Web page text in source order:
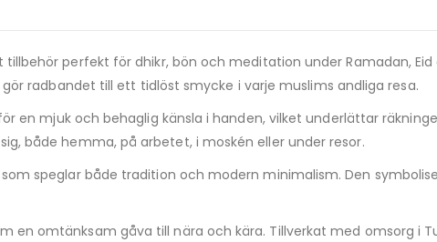
perfekt för dhikr, bön och meditation under Ramadan,
radbandet till ett tidlöst smycke i varje muslims andliga resa.
en mjuk och behaglig känsla i handen, vilket underlättar
både hemma, på arbetet, i moskén eller under resor.
speglar både tradition och modern minimalism. Den
en omtänksam gåva till nära och kära. Tillverkat med omsorg i